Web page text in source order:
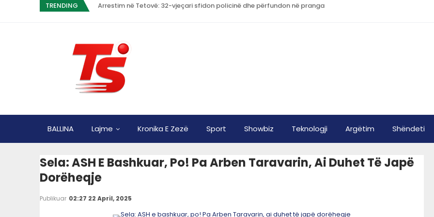
TRENDING Arrestim në Tetovë: 32-vjeçari sfidon policinë dhe përfundon në pranga
BALLINA Lajme Kronika E Zezë Sport Showbiz Teknologji Argëtim Shëndeti
Sela: ASH E Bashkuar, Po! Pa Arben Taravarin, Ai Duhet Të Japë
Dorëheqje
Publikuar 02:27 22 April, 2025